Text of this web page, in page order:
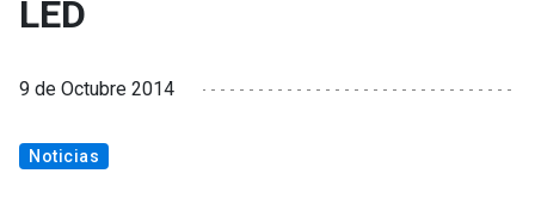
LED
9 de Octubre 2014
Noticias